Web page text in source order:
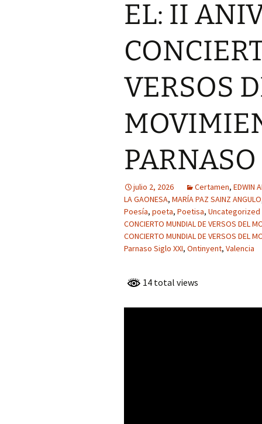
PARNASO
ANGULO,
LA
PARNASO
IRENE GUZMÁN
MARTÍNEZ,
PARNASO
DE LA
23 PARNASO
VICTORIA
CONDE,
GENERACIÓN
PARNASO
MARGARITA
SOTO – CHILE,
ARGENTINA
EL: II
VERSOS
julio 2, 2026 Certamen, EDWIN
LA GAONESA, MARÍA PAZ SAINZ ANGULO
Poesía, poeta, Poetisa, Uncategorized
CONCIERTO MUNDIAL DE VERSOS DEL
CONCIERTO MUNDIAL DE VERSOS DEL
Parnaso Siglo XXI, Ontinyent, Valencia
14 total views